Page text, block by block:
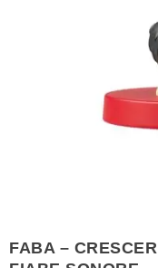
FABA –